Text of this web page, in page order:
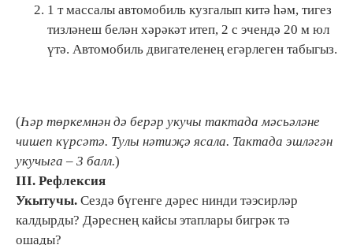
1 т массалы автомобиль кузгалып китә һәм, тигез
тизләнеш белән хәрәкәт итеп, 2 с эчендә 20 м юл
үтә. Автомобиль двигателенең егәрлеген табыгыз.
(Һәр төркемнән дә берәр укучы тактада мәсьәләне
чишеп күрсәтә. Тулы нәтиҗә ясала. Тактада эшләгән
укучыга – 3 балл.)
III. Рефлексия
Укытучы. Сездә бүгенге дәрес нинди тәэсирләр
калдырды? Дәреснең кайсы этаплары бигрәк тә
ошады?